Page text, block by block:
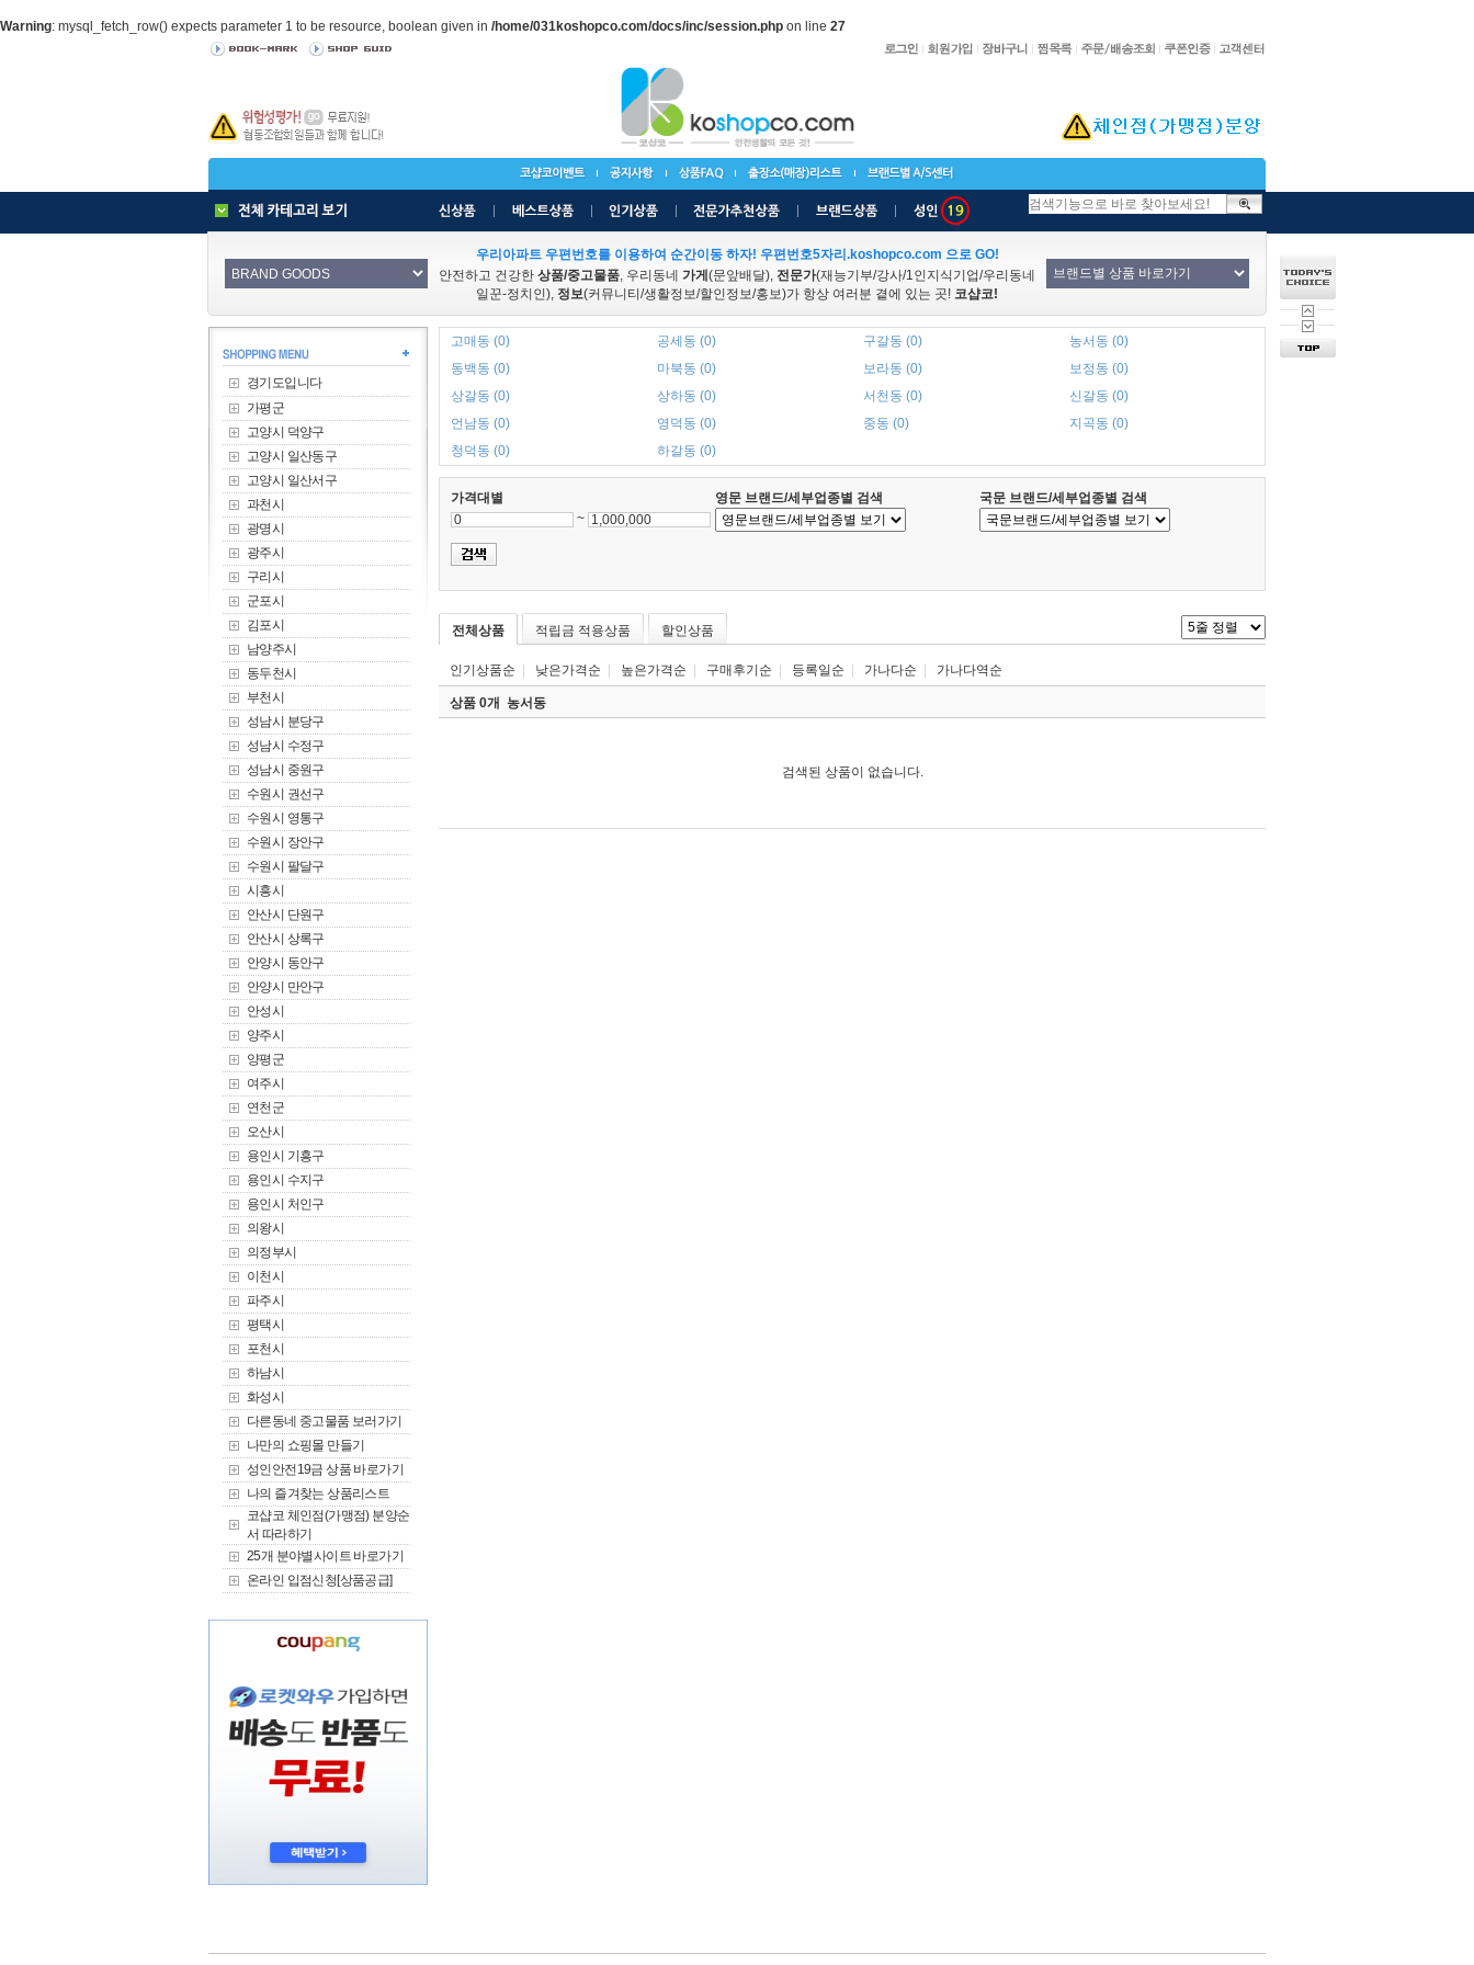
Warning: mysql_fetch_row() expects parameter 1 to be resource, boolean given in /home/031koshopco.com/docs/inc/session.php on line 27
우리아파트 우편번호를 이용하여 순간이동 하자! 우편번호5자리.koshopco.com 으로 GO!
안전하고 건강한 상품/중고물품, 우리동네 가게 (문앞배달), 전문가(재능기부/강사/1인지식기업/우리동네
일꾼-정치인), 정보(커뮤니티/생활정보/할인정보/홍보)가 항상 여러분 곁에 있는 곳! 코샵코!
경기도입니다
가평군
고양시 덕양구
고양시 일산동구
고양시 일산서구
과천시
광명시
광주시
구리시
군포시
김포시
남양주시
동두천시
부천시
성남시 분당구
성남시 수정구
성남시 중원구
수원시 권선구
수원시 영통구
수원시 장안구
수원시 팔달구
시흥시
안산시 단원구
안산시 상록구
안양시 동안구
안양시 만안구
안성시
양주시
양평군
여주시
연천군
오산시
용인시 기흥구
용인시 수지구
용인시 처인구
의왕시
의정부시
이천시
파주시
평택시
포천시
하남시
화성시
다른동네 중고물품 보러가기
나만의 쇼핑몰 만들기
성인안전19금 상품 바로가기
나의 즐겨찾는 상품리스트
코샵코 체인점(가맹점) 분양순
서 따라하기
25개 분야별사이트 바로가기
온라인 입점신청[상품공급]
고매동 (0) 공세동 (0) 구갈동 (0)
농서동 (0)
동백동 (0)
마북동 (0) 보라동 (0)
보정동 (0)
상갈동 (0)
상하동 (0) 서천동 (0)
신갈동 (0)
언남동 (0)
영덕동 (0) 중동 (0)
지곡동 (0)
청덕동 (0)
하갈동 (0)
가격대별 영문 브랜드/세부업종별 검색
국문 브랜드/세부업종별 검색
~
전체상품 적립금 적용상품 할인상품
인기상품순 낮은가격순 높은가격순 구매후기순 등록일순 가나다순 가나다역순
상품 0개 농서동
검색된 상품이 없습니다.